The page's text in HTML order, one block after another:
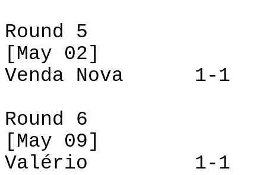
Round 5
[May 02]
Venda Nova 1-1
Round 6
[May 09]
Valério 1-1